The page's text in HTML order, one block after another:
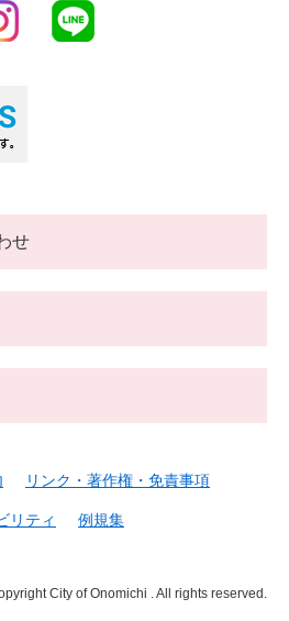
せ
リンク・著作権・免責事項
リティ 例規集
City of Onomichi . All rights reserved.